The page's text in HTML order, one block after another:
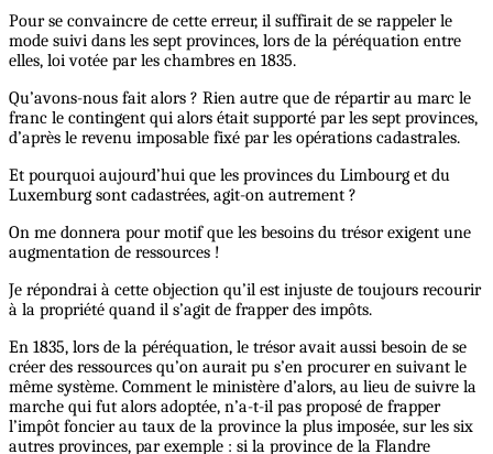
Pour se convaincre de cette erreur, il suffirait de se rappeler le
mode suivi dans les sept provinces, lors de la péréquation entre
elles, loi votée par les chambres en 1835.
Qu’avons-nous fait alors ? Rien autre que de répartir au marc le
franc le contingent qui alors était supporté par les sept provinces,
d’après le revenu imposable fixé par les opérations cadastrales.
Et pourquoi aujourd’hui que les provinces du Limbourg et du
Luxemburg sont cadastrées, agit-on autrement ?
On me donnera pour motif que les besoins du trésor exigent une
augmentation de ressources !
Je répondrai à cette objection qu’il est injuste de toujours recourir
à la propriété quand il s’agit de frapper des impôts.
En 1835, lors de la péréquation, le trésor avait aussi besoin de se
créer des ressources qu’on aurait pu s’en procurer en suivant le
même système. Comment le ministère d’alors, au lieu de suivre la
marche qui fut alors adoptée, n’a-t-il pas proposé de frapper
l’impôt foncier au taux de la province la plus imposée, sur les six
autres provinces, par exemple : si la province de la Flandre